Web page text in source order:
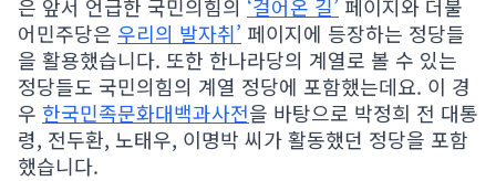
은 앞서 언급한 국민의힘의 ‘걸어온 길’ 페이지와 더불
어민주당은 우리의 발자취’ 페이지에 등장하는 정당들
을 활용했습니다. 또한 한나라당의 계열로 볼 수 있는
정당들도 국민의힘의 계열 정당에 포함했는데요. 이 경
우 한국민족문화대백과사전을 바탕으로 박정희 전 대통
령, 전두환, 노태우, 이명박 씨가 활동했던 정당을 포함
했습니다.